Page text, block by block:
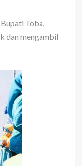
Toba,
dan mengambil